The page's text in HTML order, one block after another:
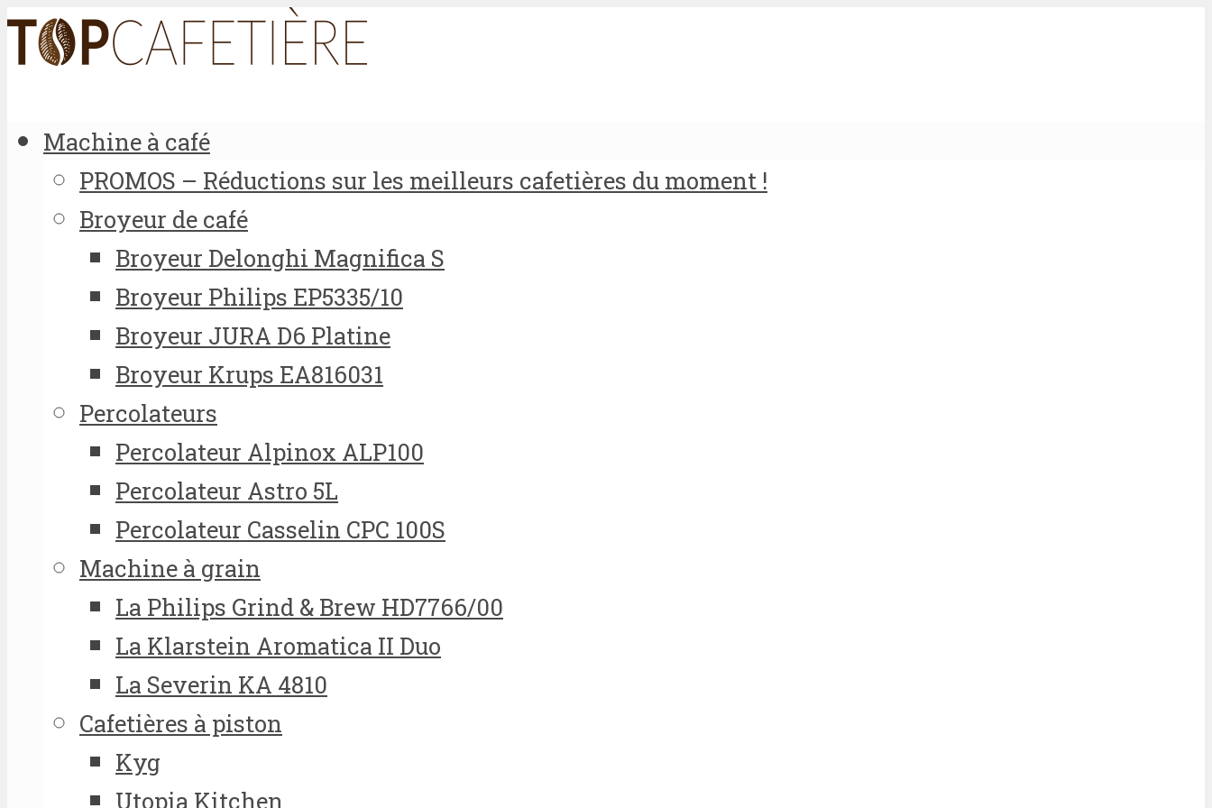
Machine à café
PROMOS – Réductions sur les meilleurs cafetières du moment !
Broyeur de café
Broyeur Delonghi Magnifica S
Broyeur Philips EP5335/10
Broyeur JURA D6 Platine
Broyeur Krups EA816031
Percolateurs
Percolateur Alpinox ALP100
Percolateur Astro 5L
Percolateur Casselin CPC 100S
Machine à grain
La Philips Grind & Brew HD7766/00
La Klarstein Aromatica II Duo
La Severin KA 4810
Cafetières à piston
Kyg
Utopia Kitchen